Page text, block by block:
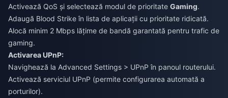
Activează QoS și selectează modul de prioritate Gaming.
Adaugă Blood Strike în lista de aplicații cu prioritate ridicată.
Alocă minim 2 Mbps lățime de bandă garantată pentru trafic de
gaming.
Activarea UPnP:
Navighează la Advanced Settings > UPnP în panoul routerului.
Activează serviciul UPnP (permite configurarea automată a
porturilor).